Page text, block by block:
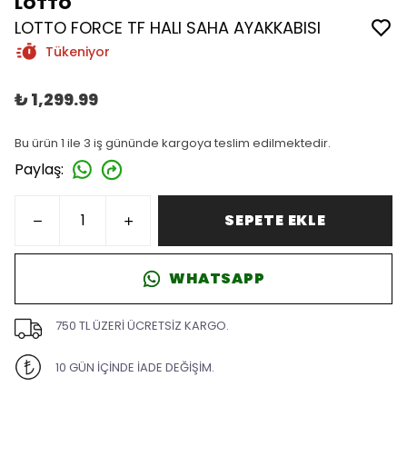
LOTTO FORCE TF HALI SAHA AYAKKABISI
Tükeniyor
₺ 1,299.99
Bu ürün 1 ile 3 iş gününde kargoya teslim edilmektedir.
Paylaş:
SEPETE EKLE
WHATSAPP
750 TL ÜZERİ ÜCRETSİZ KARGO.
10 GÜN İÇİNDE İADE DEĞİŞİM.